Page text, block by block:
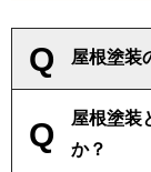
7.
屋根塗装
屋根塗装
か？